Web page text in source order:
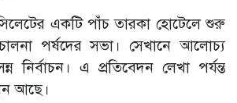
একটি পাঁচ তারকা হোটেলে শুরু
পর্ষদের সভা। সেখানে আলোচ্য
নির্বাচন। এ প্রতিবেদন লেখা পর্যন্ত
আছে।